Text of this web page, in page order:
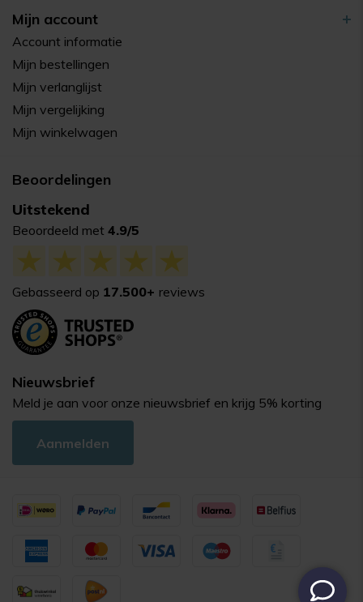
Mijn account
Account informatie
Mijn bestellingen
Mijn verlanglijst
Mijn vergelijking
Mijn winkelwagen
Beoordelingen
Uitstekend
Beoordeeld met 4.9/5
Gebasseerd op 17.500+ reviews
Nieuwsbrief
Meld je aan voor onze nieuwsbrief en krijg 5% korting
Aanmelden